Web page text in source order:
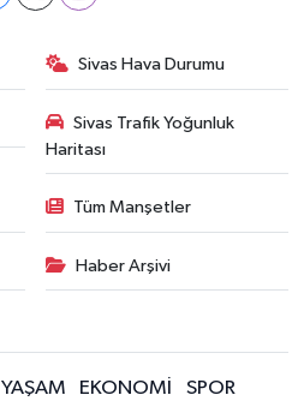
Sivas Hava Durumu
Sivas Trafik Yoğunluk
Haritası
Tüm Manşetler
Haber Arşivi
YAŞAM EKONOMİ
SPOR